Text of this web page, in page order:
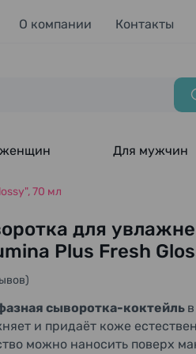
О компании Контакты
Для мужчин
70 мл
для
Plus Fresh
сыворотка-коктейль
и придаёт коже
можно наносить поверх